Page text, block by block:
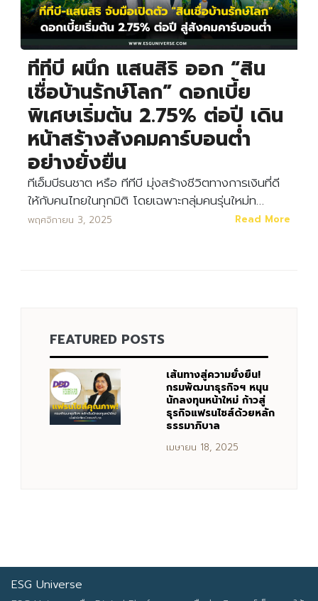
Search
ทีทีบี ผนึก แสนสิริ ออก “สิน
เชื่อบ้านรักษ์โลก” ดอกเบี้ย
พิเศษเริ่มต้น 2.75% ต่อปี เดิน
หน้าสร้างสังคมคาร์บอนต่ำ
อย่างยั่งยืน
ทีเอ็มบีธนชาต หรือ ทีทีบี มุ่งสร้างชีวิตทางการเงินที่ดี
ให้กับคนไทยในทุกมิติ โดยเฉพาะกลุ่มคนรุ่นใหม่ท…
พฤศจิกายน 3, 2025 Read More
FEATURED POSTS
เส้นทางสู่ความยั่งยืน!
กรมพัฒนาธุรกิจฯ หนุน
นักลงทุนหน้าใหม่ ก้าวสู่
ธุรกิจแฟรนไชส์ด้วยหลัก
ธรรมาภิบาล
เมษายน 18, 2025
ESG Universe